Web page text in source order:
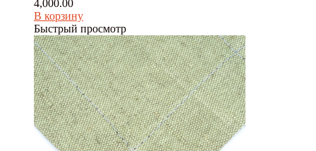
4,000.00
В корзину
Быстрый просмотр